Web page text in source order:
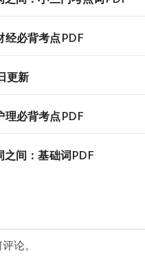
经必背考点PDF
更新
理必背考点PDF
之间：基础词PDF
论。